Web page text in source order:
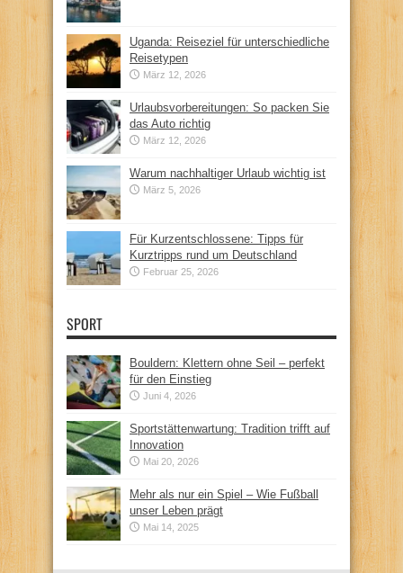
Uganda: Reiseziel für unterschiedliche
Reisetypen
März 12, 2026
Urlaubsvorbereitungen: So packen Sie
das Auto richtig
März 12, 2026
Warum nachhaltiger Urlaub wichtig ist
März 5, 2026
Für Kurzentschlossene: Tipps für
Kurztripps rund um Deutschland
Februar 25, 2026
SPORT
Bouldern: Klettern ohne Seil – perfekt
für den Einstieg
Juni 4, 2026
Sportstättenwartung: Tradition trifft auf
Innovation
Mai 20, 2026
Mehr als nur ein Spiel – Wie Fußball
unser Leben prägt
Mai 14, 2025